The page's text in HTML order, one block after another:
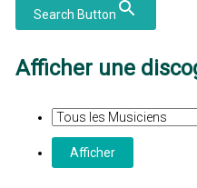
Search Button
Afficher une